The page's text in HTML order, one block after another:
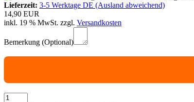
Lieferzeit: 3-5 Werktage DE (Ausland abweichend)
14,90 EUR
inkl. 19 % MwSt. zzgl. Versandkosten
Bemerkung (Optional)